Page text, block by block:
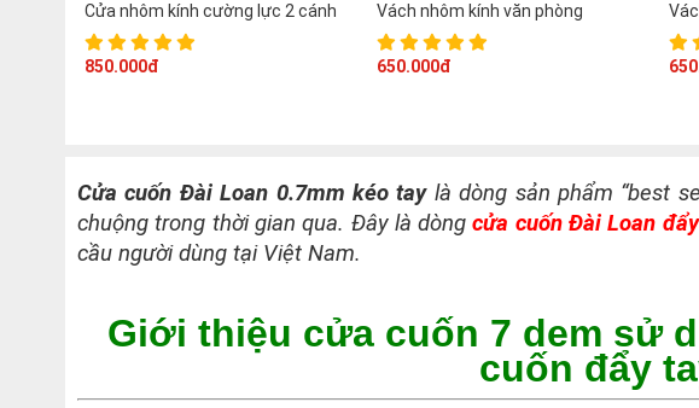
Cửa nhôm kính cường lực 2 cánh
850.000đ
Vách nhôm kính văn phòng
650.000đ
Cửa cuốn Đài Loan 0.7mm kéo taylà dòng sản phẩm “best
chuộng trong thời gian qua. Đây là dòngcửa cuốn Đài Loan
cầu người dùng tại Việt Nam.
Giới thiệu cửa cuốn 7 dem sử
cuốn đẩy